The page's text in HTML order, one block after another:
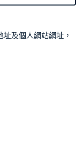
及個人網站網址，